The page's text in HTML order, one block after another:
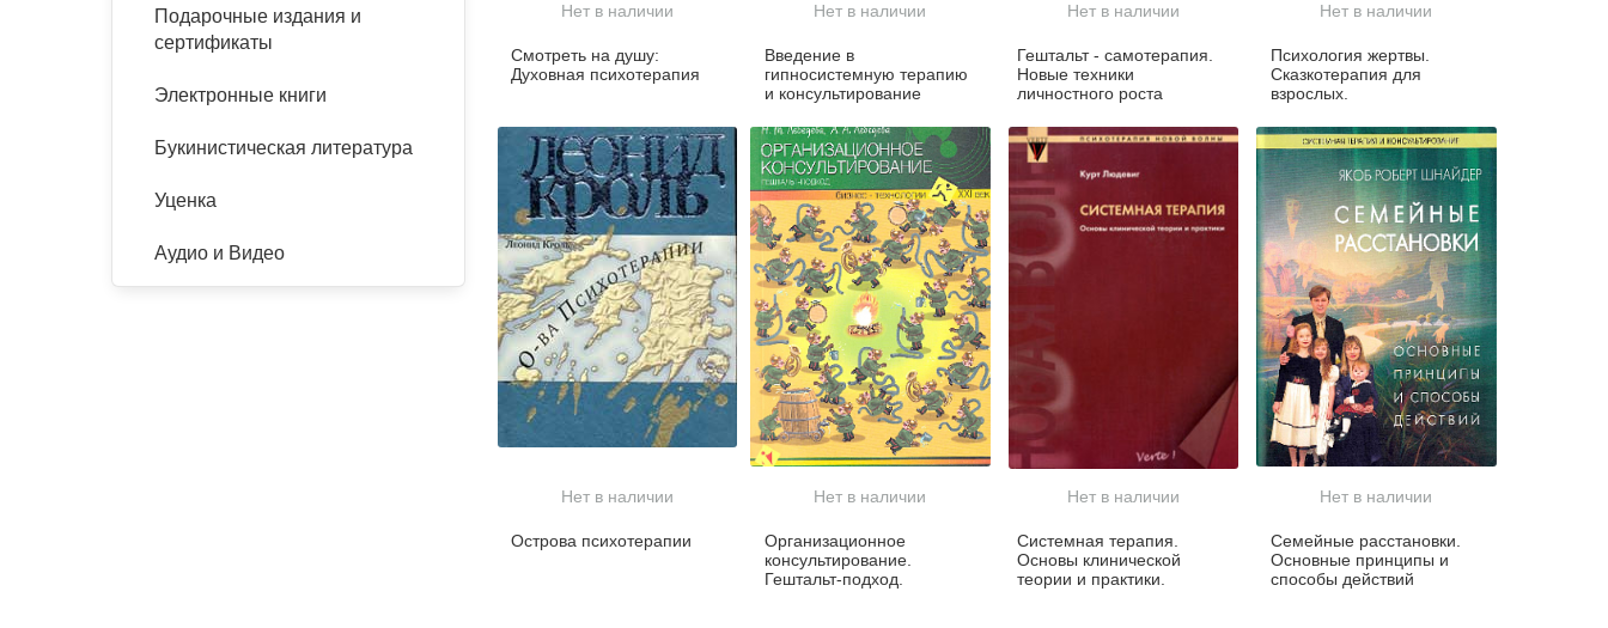
Нет в наличии
Смотреть на душу:
Духовная психотерапия
Нет в наличии
Введение в
гипносистемную терапию
и консультирование
Нет в наличии
Гештальт - самотерапия.
Новые техники
личностного роста
Нет в наличии
Психология жертвы.
Сказкотерапия для
взрослых.
Нет в наличии
Острова психотерапии
Нет в наличии
Организационное
консультирование.
Гештальт-подход.
Нет в наличии
Системная терапия.
Основы клинической
теории и практики.
Нет в наличии
Семейные расстановки.
Основные принципы и
способы действий
Подарочные издания и
сертификаты
Электронные книги
Букинистическая литература
Уценка
Аудио и Видео